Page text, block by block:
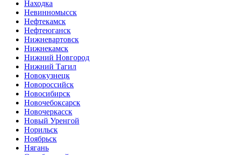
Находка
Невинномысск
Нефтекамск
Нефтеюганск
Нижневартовск
Нижнекамск
Нижний Новгород
Нижний Тагил
Новокузнецк
Новороссийск
Новосибирск
Новочебоксарск
Новочеркасск
Новый Уренгой
Норильск
Ноябрьск
Нягань